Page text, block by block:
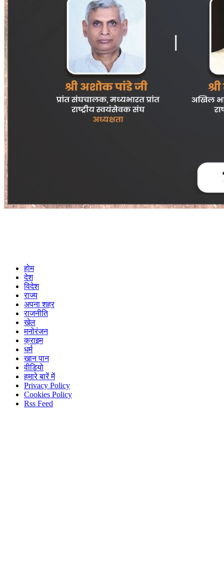
होम
देश
विदेश
राज्य
अपना शहर
राजनीति
खेल
मनोरंजन
क्राइम
धर्म
खान पान
वीडियो
हमारे बारें में
Privacy Policy
Cookies Policy
Rss Feed